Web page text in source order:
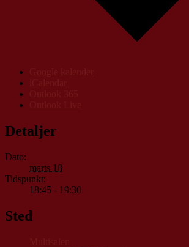
Detaljer
Dato:
marts 18
Tidspunkt:
18:45 - 19:30
Sted